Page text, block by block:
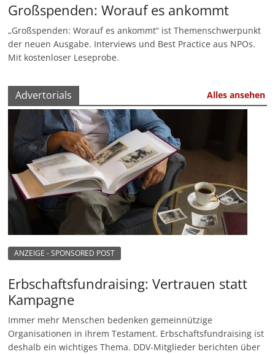
Großspenden: Worauf es ankommt
„Großspenden: Worauf es ankommt“ ist Themenschwerpunkt
der neuen Ausgabe. Interviews und Best Practice aus NPOs.
Mit kostenloser Leseprobe.
Advertorials Alles ansehen
ANZEIGE - SPONSORED POST
Erbschaftsfundraising: Vertrauen statt
Kampagne
Immer mehr Menschen bedenken gemeinnützige
Organisationen in ihrem Testament. Erbschaftsfundraising ist
deshalb ein wichtiges Thema. DDV-Mitglieder berichten über